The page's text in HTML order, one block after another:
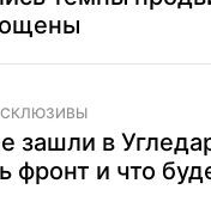
зашли в
фронт и что